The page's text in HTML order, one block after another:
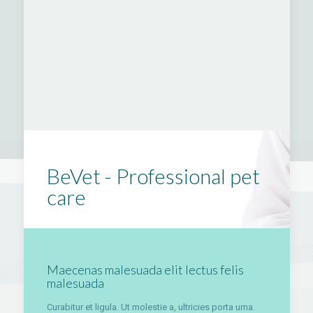
BeVet - Professional pet
care
Maecenas malesuada elit lectus felis
malesuada
Curabitur et ligula. Ut molestie a, ultricies porta urna.